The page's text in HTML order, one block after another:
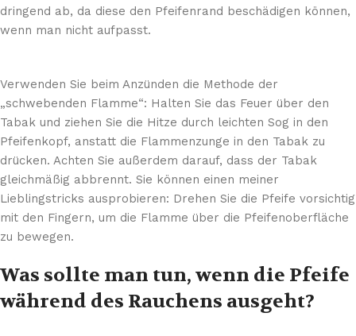
dringend ab, da diese den Pfeifenrand beschädigen können,
wenn man nicht aufpasst.
Verwenden Sie beim Anzünden die Methode der
„schwebenden Flamme“: Halten Sie das Feuer über den
Tabak und ziehen Sie die Hitze durch leichten Sog in den
Pfeifenkopf, anstatt die Flammenzunge in den Tabak zu
drücken. Achten Sie außerdem darauf, dass der Tabak
gleichmäßig abbrennt. Sie können einen meiner
Lieblingstricks ausprobieren: Drehen Sie die Pfeife vorsichtig
mit den Fingern, um die Flamme über die Pfeifenoberfläche
zu bewegen.
Was sollte man tun, wenn die Pfeife
während des Rauchens ausgeht?